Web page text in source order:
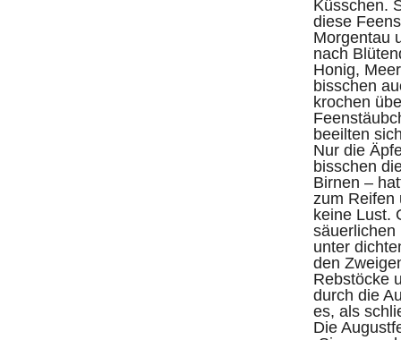
Küsschen.
diese
Morgentau
nach
Honig,
bisschen
krochen
beeilten
Nur die
bisschen
Birnen –
zum Reifen
keine Lust.
säuerlichen
unter
den
Rebstöcke
durch die
es, als
Die